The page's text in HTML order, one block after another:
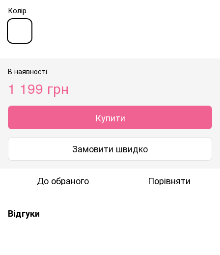
Колір
В наявності
1 199 грн
Купити
Замовити швидко
До обраного Порівняти
Відгуки